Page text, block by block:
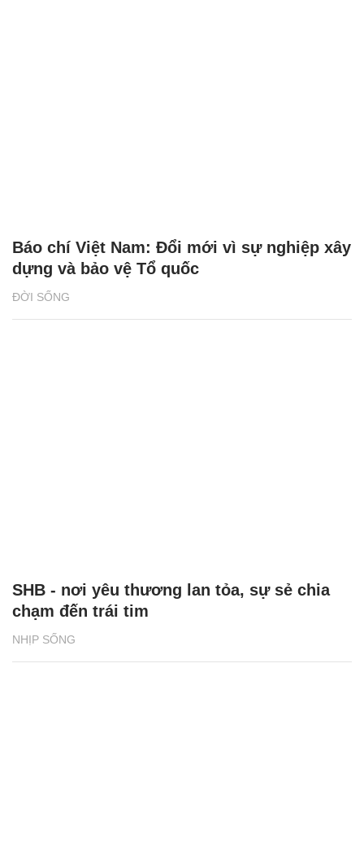
ĐỜI SỐNG
Báo chí Việt Nam: Đổi mới vì sự nghiệp xây
dựng và bảo vệ Tổ quốc
NHỊP SỐNG
SHB - nơi yêu thương lan tỏa, sự sẻ chia
chạm đến trái tim